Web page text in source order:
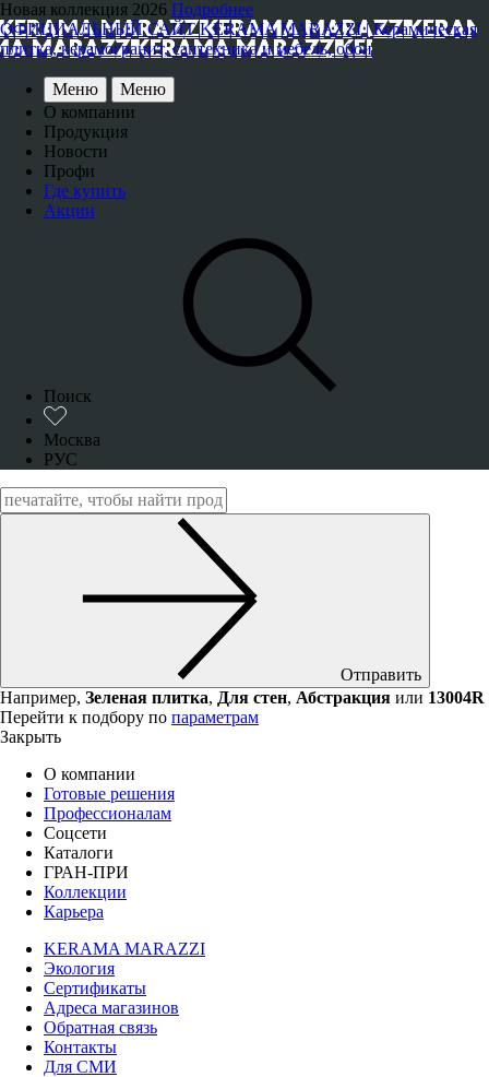
Новая коллекция 2026 Подробнее
ОФИЦИАЛЬНЫЙ САЙТ KERAMA MARAZZI | Керамическая
плитка, керамогранит, сантехника и мебель, обои
Меню
Меню
О компании
Продукция
Новости
Профи
Где купить
Акции
Поиск
Москва
РУС
Отправить
Например, Зеленая плитка, Для стен, Абстракция или 13004R
Перейти к подбору по параметрам
Закрыть
О компании
Готовые решения
Профессионалам
Соцсети
Каталоги
ГРАН-ПРИ
Коллекции
Карьера
KERAMA MARAZZI
Экология
Сертификаты
Адреса магазинов
Обратная связь
Контакты
Для СМИ